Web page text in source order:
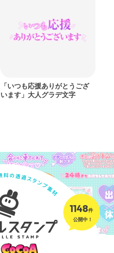
「いつも応援ありがとうござ
います」大人グラデ文字
1148件
公開中！